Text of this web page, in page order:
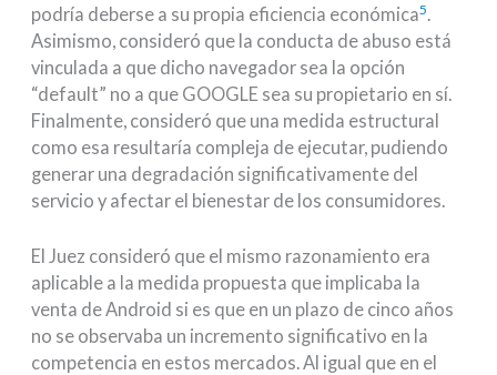
podría deberse a su propia eficiencia económica5.
Asimismo, consideró que la conducta de abuso está
vinculada a que dicho navegador sea la opción
“default” no a que GOOGLE sea su propietario en sí.
Finalmente, consideró que una medida estructural
como esa resultaría compleja de ejecutar, pudiendo
generar una degradación significativamente del
servicio y afectar el bienestar de los consumidores.
El Juez consideró que el mismo razonamiento era
aplicable a la medida propuesta que implicaba la
venta de Android si es que en un plazo de cinco años
no se observaba un incremento significativo en la
competencia en estos mercados. Al igual que en el